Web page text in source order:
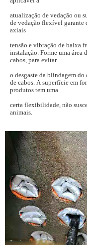
atualização de vedação ou
de vedação flexível garante
axiais
tensão e vibração de baixa
instalação. Forme uma área
cabos, para evitar
o desgaste da blindagem
de cabos. A superfície em
produtos tem uma
certa flexibilidade, não
animais.